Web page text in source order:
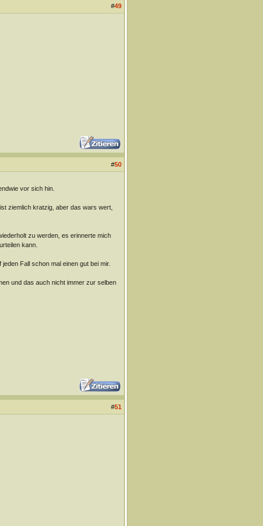
#49
#50
vor sich hin.
ziemlich kratzig, aber das wars wert,
zu werden, es erinnerte mich
kann.
Fall schon mal einen gut bei mir.
und das auch nicht immer zur selben
#51